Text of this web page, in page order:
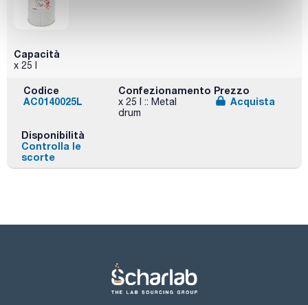
Capacità
x 25 l
Codice
AC0140025L
Confezionamento
x 25 l :: Metal
drum
Prezzo
Acquista
Disponibilità
Controlla le
scorte